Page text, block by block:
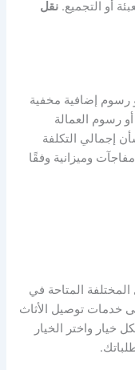
أو التجميع.نقل
رسوم إضافية مخفية
رسوم العمالة
إجمالي التكلفة
وميزانية وفقًا
المتاحة في
خدمات توصيل الأثاث
خيار واختر الخيار